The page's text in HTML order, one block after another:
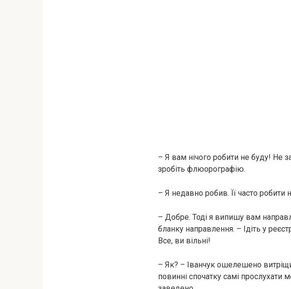
– Я вам нічого робити не буду! Не
зробіть флюорографію.
– Я недавно робив. Її часто робити
– Добре. Тоді я випишу вам
бланку направлення. – Ідіть у
Все, ви вільні!
– Як? – Іванчук ошелешено
повинні спочатку самі прослухати